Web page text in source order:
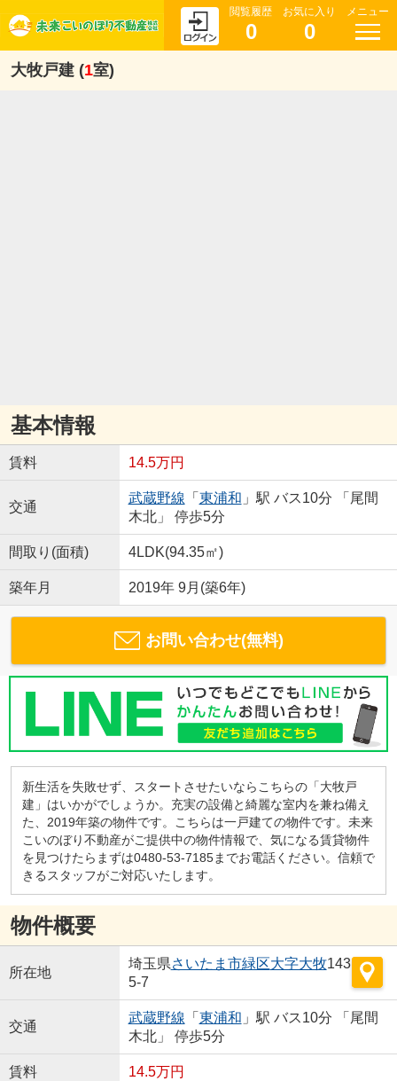
閲覧履歴
0
お気に入り
0
メニュー
大牧戸建 (1室)
基本情報
賃料 14.5万円
交通
武蔵野線 「 東浦和 」駅 バス10分 「尾間
木北」 停歩5分
間取り(面積) 4LDK(94.35㎡)
築年月 2019年 9月(築6年)
お問い合わせ(無料)
新生活を失敗せず、スタートさせたいならこちらの「大牧戸
建」はいかがでしょうか。充実の設備と綺麗な室内を兼ね備え
た、2019年築の物件です。こちらは一戸建ての物件です。未来
こいのぼり不動産がご提供中の物件情報で、気になる賃貸物件
を見つけたらまずは0480-53-7185までお電話ください。信頼で
きるスタッフがご対応いたします。
物件概要
所在地
埼玉県さいたま市緑区大字大牧143
5-7
交通
武蔵野線 「 東浦和 」駅 バス10分 「尾間
木北」 停歩5分
賃料 14.5万円